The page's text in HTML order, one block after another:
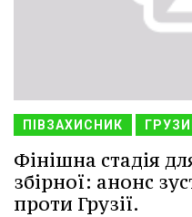
ПІВЗАХИСНИК
Фінішна стадія
збірної: анонс
проти Грузії.